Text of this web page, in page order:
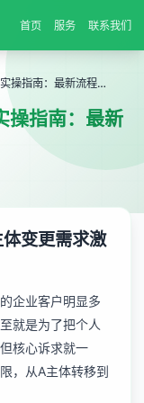
首页 服务 联系我们
2026年公众号迁移主体变更实操指南：最新流程与避坑详解
操指南：最新
变更需求激
企业客户明显多
就是为了把个人
核心诉求就一
，从A主体转移到